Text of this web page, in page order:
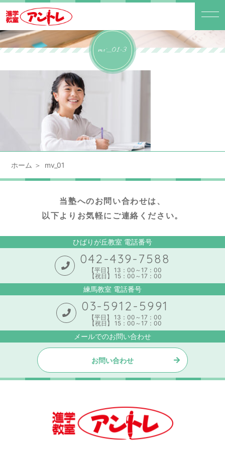
mv_01-3
ホーム mv_01
当塾へのお問い合わせは、
以下よりお気軽にご連絡ください。
ひばりが丘教室 電話番号
042-439-7588
【平日】 13：00～17：00
【祝日】 15：00～17：00
練馬教室 電話番号
03-5912-5991
【平日】 13：00～17：00
【祝日】 15：00～17：00
メールでのお問い合わせ
お問い合わせ